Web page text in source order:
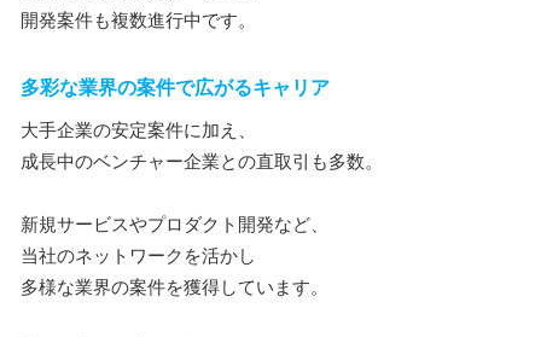
開発案件も複数進行中です。
多彩な業界の案件で広がるキャリア
大手企業の安定案件に加え、
成長中のベンチャー企業との直取引も多数。
新規サービスやプロダクト開発など、
当社のネットワークを活かし
多様な業界の案件を獲得しています。